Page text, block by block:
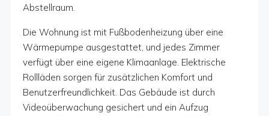
Abstellraum.
Die Wohnung ist mit Fußbodenheizung über eine
Wärmepumpe ausgestattet, und jedes Zimmer
verfügt über eine eigene Klimaanlage. Elektrische
Rollläden sorgen für zusätzlichen Komfort und
Benutzerfreundlichkeit. Das Gebäude ist durch
Videoüberwachung gesichert und ein Aufzug